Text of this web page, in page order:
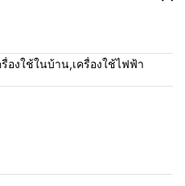
รื่องใช้ในบ้าน เครื่องใช้ไฟฟ้า